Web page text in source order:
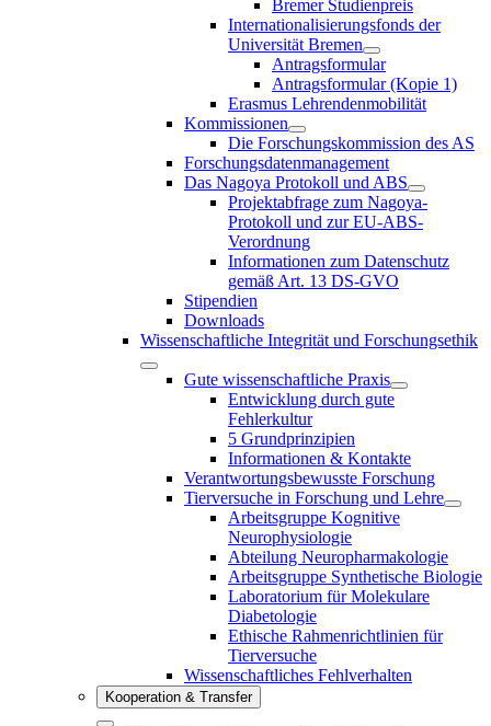
Bremer Studienpreis
Internationalisierungsfonds der
Universität Bremen
Antragsformular
Antragsformular (Kopie 1)
Erasmus Lehrendenmobilität
Kommissionen
Die Forschungskommission des AS
Forschungsdatenmanagement
Das Nagoya Protokoll und ABS
Projektabfrage zum Nagoya-
Protokoll und zur EU-ABS-
Verordnung
Informationen zum Datenschutz
gemäß Art. 13 DS-GVO
Stipendien
Downloads
Wissenschaftliche Integrität und Forschungsethik
Gute wissenschaftliche Praxis
Entwicklung durch gute
Fehlerkultur
5 Grundprinzipien
Informationen & Kontakte
Verantwortungsbewusste Forschung
Tierversuche in Forschung und Lehre
Arbeitsgruppe Kognitive
Neurophysiologie
Abteilung Neuropharmakologie
Arbeitsgruppe Synthetische Biologie
Laboratorium für Molekulare
Diabetologie
Ethische Rahmenrichtlinien für
Tierversuche
Wissenschaftliches Fehlverhalten
Kooperation & Transfer